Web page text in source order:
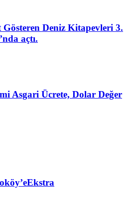
Deniz Kitapevleri 3.
açtı.
Asgari Ücrete, Dolar Değer
Ekstra